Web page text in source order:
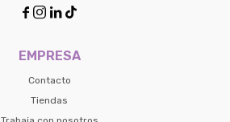
EMPRESA
Contacto
Tiendas
   